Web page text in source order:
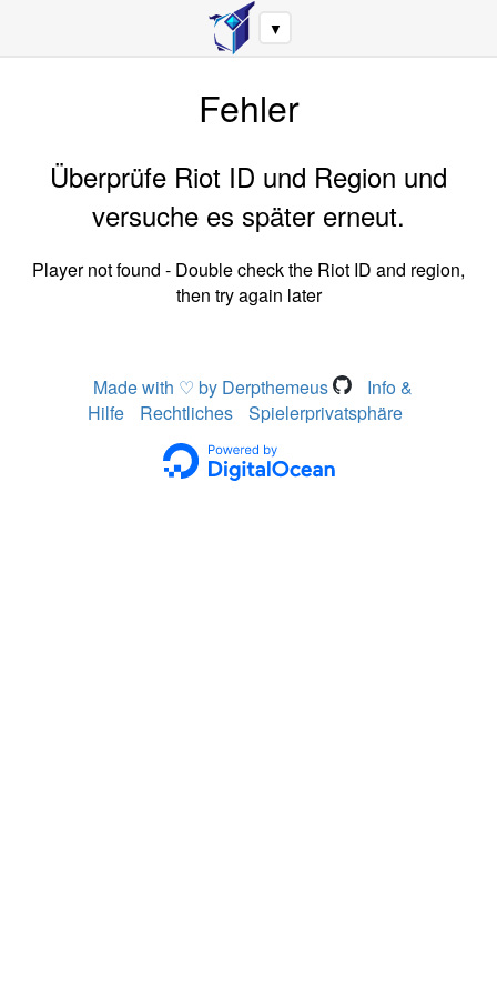
▼
Fehler
Überprüfe Riot ID und Region und
versuche es später erneut.
Player not found - Double check the Riot ID and region,
then try again later
Made with ♡ by Derpthemeus
Info &
Hilfe
Rechtliches Spielerprivatsphäre